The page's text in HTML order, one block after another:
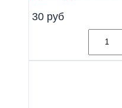
30 руб